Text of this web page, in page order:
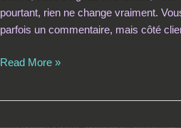
pourtant, rien ne change vraiment.
parfois un commentaire, mais côté
Read More »